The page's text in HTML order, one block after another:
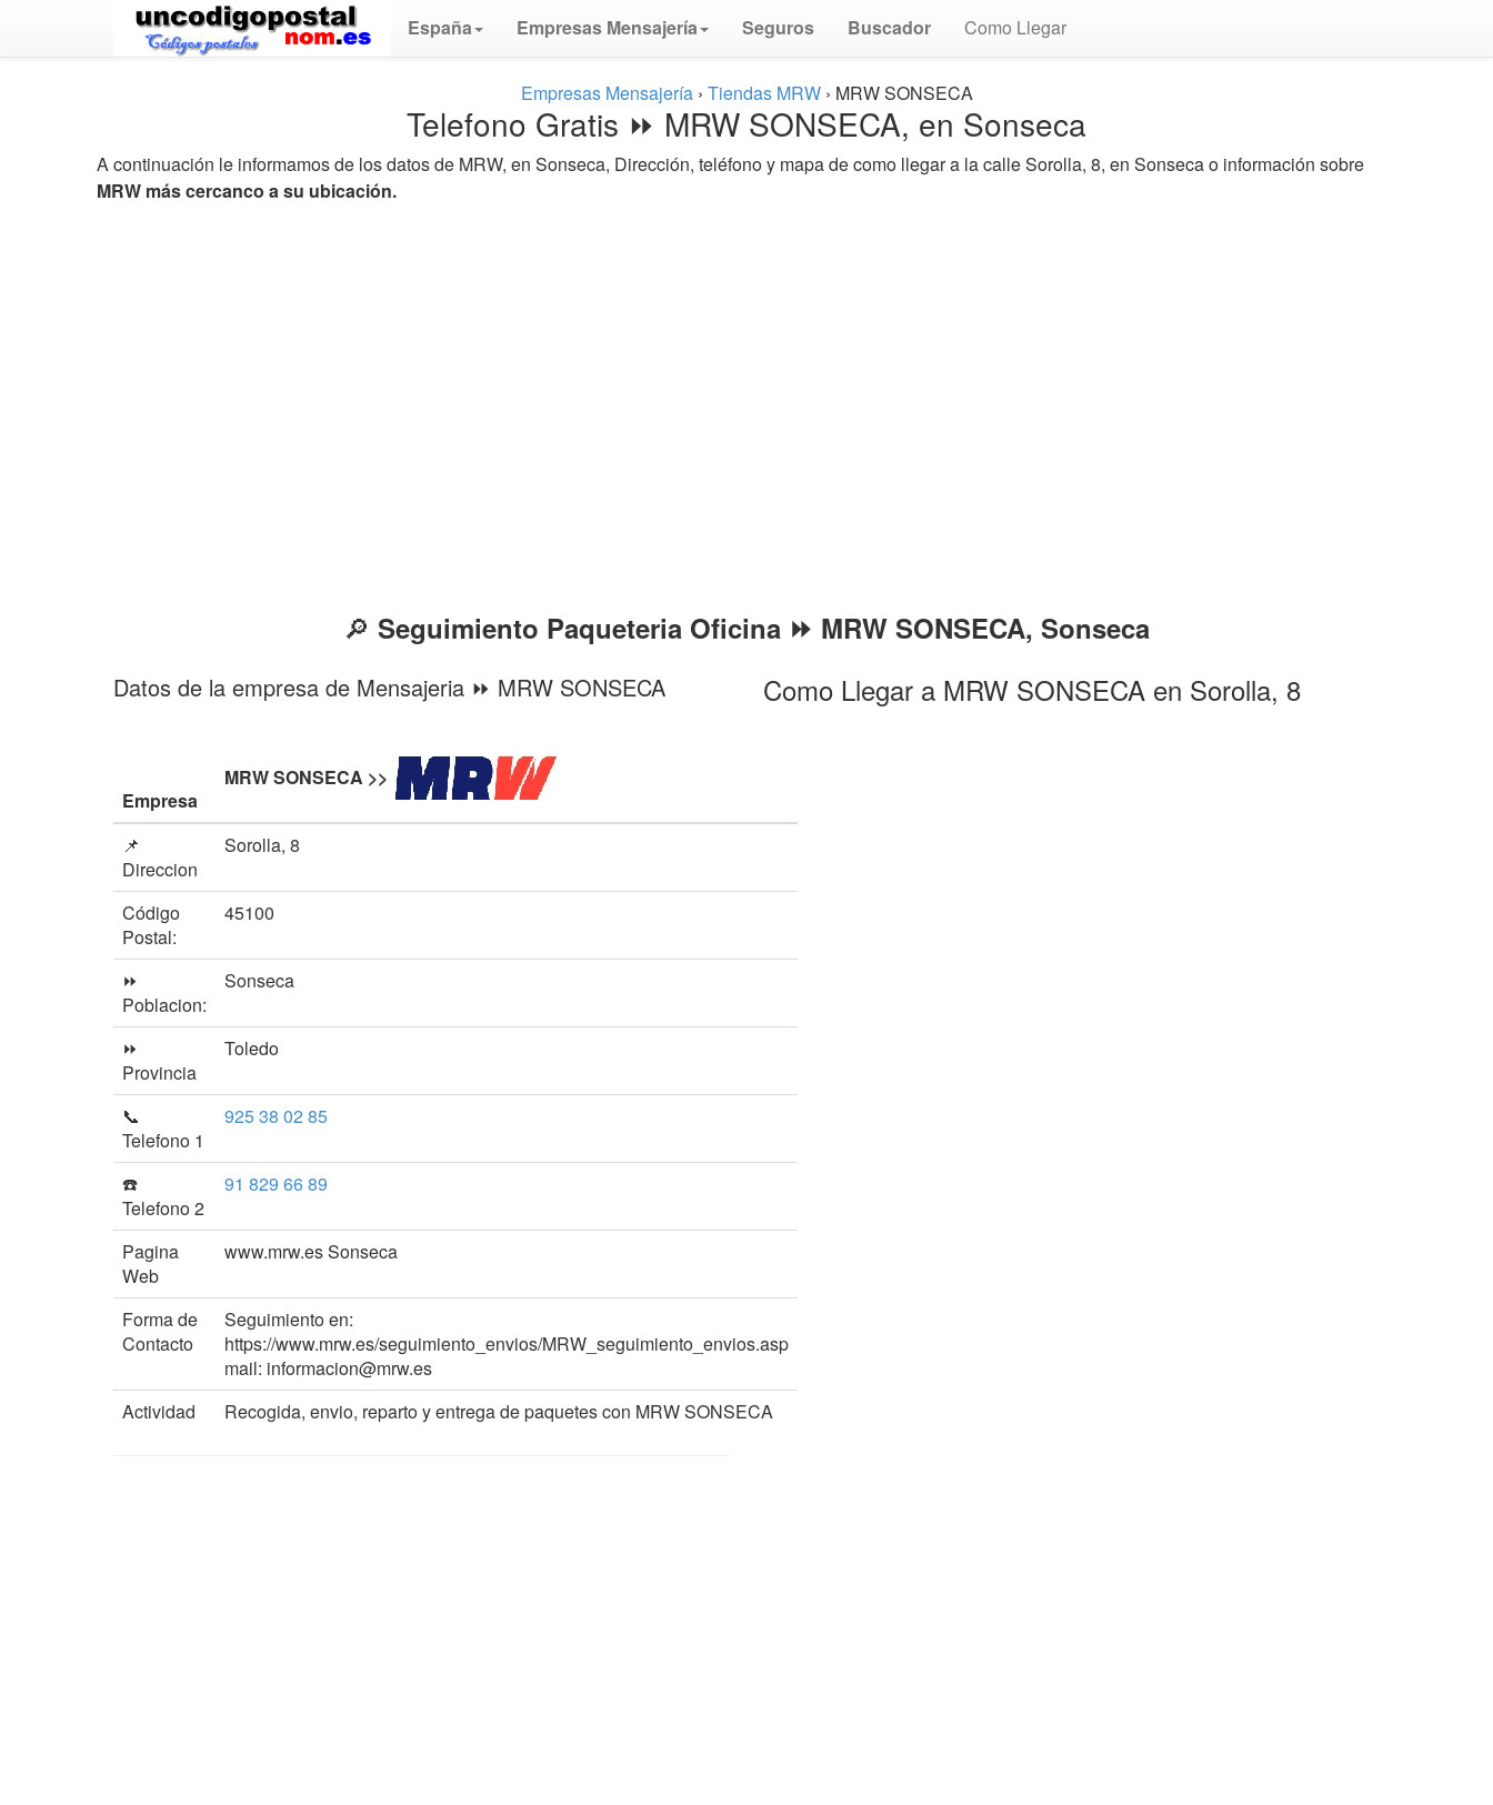
España Empresas Mensajería Seguros Buscador Como Llegar
Empresas Mensajería › Tiendas MRW › MRW SONSECA
Telefono Gratis ⏩ MRW SONSECA, en Sonseca
A continuación le informamos de los datos de MRW, en Sonseca, Dirección, teléfono y mapa de como llegar a la calle Sorolla, 8, en Sonseca o información sobre
MRW más cercanco a su ubicación.
🔎 Seguimiento Paqueteria Oficina ⏩ MRW SONSECA, Sonseca
Datos de la empresa de Mensajeria ⏩ MRW SONSECA
Empresa
MRW SONSECA >>
📌
Direccion
Sorolla, 8
Código
Postal:
45100
⏩
Poblacion:
Sonseca
⏩
Provincia
Toledo
📞
Telefono 1
925 38 02 85
☎️
Telefono 2
91 829 66 89
Pagina
Web
www.mrw.es Sonseca
Forma de
Contacto
Seguimiento en:
https://www.mrw.es/seguimiento_envios/MRW_seguimiento_envios.asp
mail: informacion@mrw.es
Actividad
Recogida, envio, reparto y entrega de paquetes con MRW SONSECA
Como Llegar a MRW SONSECA en Sorolla, 8